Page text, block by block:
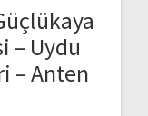
– Uydu
– Anten